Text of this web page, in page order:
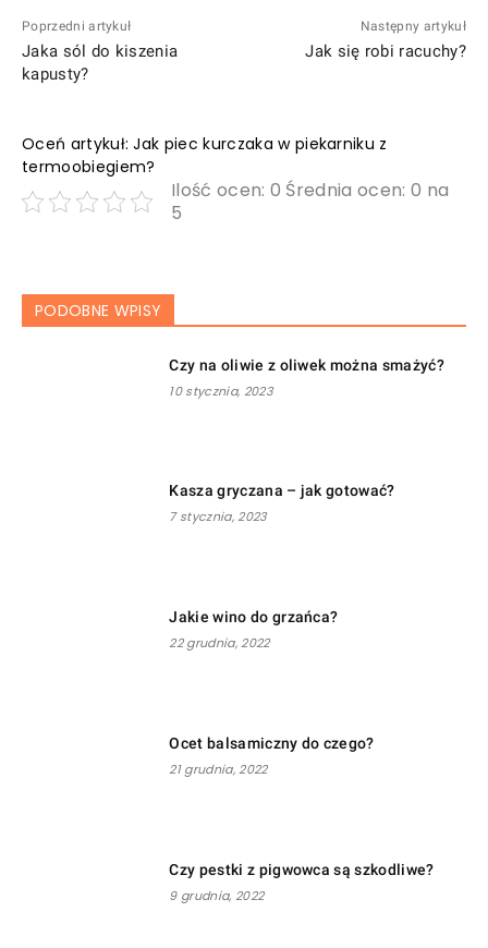
Poprzedni artykuł
Jaka sól do kiszenia
kapusty?
Następny artykuł
Jak się robi racuchy?
Oceń artykuł: Jak piec kurczaka w piekarniku z
termoobiegiem?
Ilość ocen: 0 Średnia ocen: 0 na
5
PODOBNE WPISY
Czy na oliwie z oliwek można smażyć?
10 stycznia, 2023
Kasza gryczana – jak gotować?
7 stycznia, 2023
Jakie wino do grzańca?
22 grudnia, 2022
Ocet balsamiczny do czego?
21 grudnia, 2022
Czy pestki z pigwowca są szkodliwe?
9 grudnia, 2022